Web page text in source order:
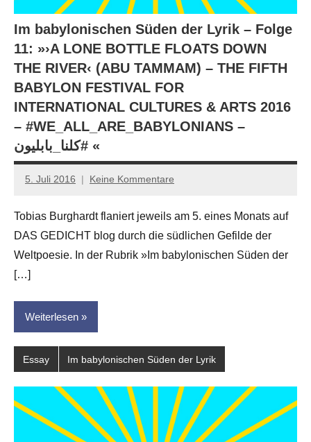
Im babylonischen Süden der Lyrik – Folge
11: »›A LONE BOTTLE FLOATS DOWN
THE RIVER‹ (ABU TAMMAM) – THE FIFTH
BABYLON FESTIVAL FOR
INTERNATIONAL CULTURES & ARTS 2016
– #WE_ALL_ARE_BABYLONIANS –
‫#‏كلنا_بابليون‬‬‬‬‬ «
5. Juli 2016
Anton
Leitner
Keine Kommentare
Tobias Burghardt flaniert jeweils am 5. eines Monats auf
DAS GEDICHT blog durch die südlichen Gefilde der
Weltpoesie. In der Rubrik »Im babylonischen Süden der
[…]
Weiterlesen
Essay Im babylonischen Süden der Lyrik